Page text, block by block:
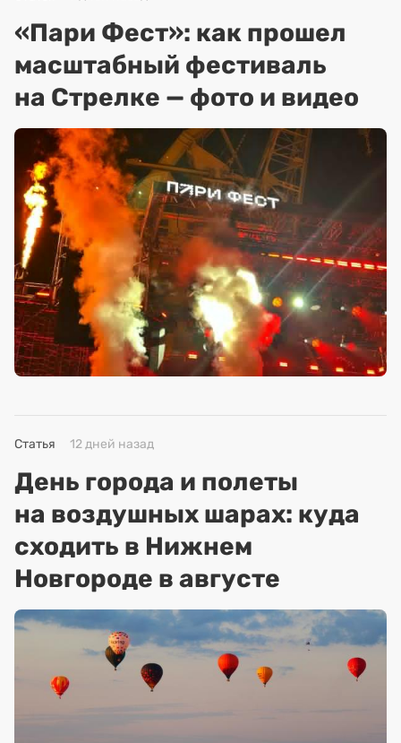
«Пари Фест»: как прошел
масштабный фестиваль
на Стрелке — фото и видео
Статья 12 дней назад
День города и полеты
на воздушных шарах: куда
сходить в Нижнем
Новгороде в августе